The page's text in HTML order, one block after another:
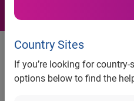
Country Sites
If you’re looking for
options below to find the
Atividade do
1,5% em
Experian